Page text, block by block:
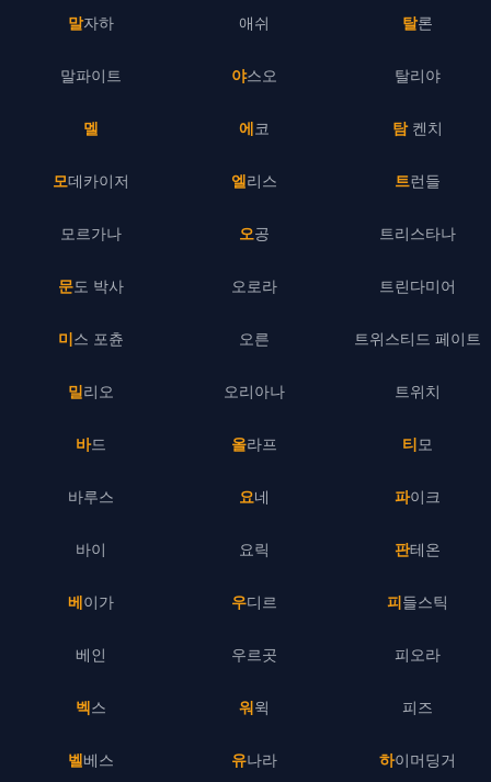
말자하
말파이트
멜
모데카이저
모르가나
문도 박사
미스 포츈
밀리오
바드
바루스
바이
베이가
베인
벡스
벨베스
애쉬
야스오
에코
엘리스
오공
오로라
오른
오리아나
올라프
요네
요릭
우디르
우르곳
워윅
유나라
탈론
탈리야
탐 켄치
트런들
트리스타나
트린다미어
트위스티드 페이트
트위치
티모
파이크
판테온
피들스틱
피오라
피즈
하이머딩거